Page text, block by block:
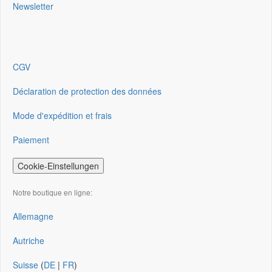
Newsletter
CGV
Déclaration de protection des données
Mode d'expédition et frais
Paiement
Cookie-Einstellungen
Notre boutique en ligne:
Allemagne
Autriche
Suisse (DE | FR)